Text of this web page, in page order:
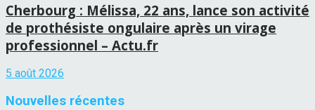
Cherbourg : Mélissa, 22 ans, lance son activité
de prothésiste ongulaire après un virage
professionnel – Actu.fr
5 août 2026
Nouvelles récentes